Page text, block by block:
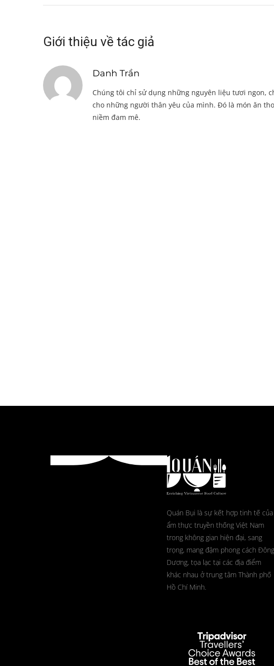
Giới thiệu về tác giả
Danh Trần
Chúng tôi chỉ sử dụng những nguyên liệu tươi ngon,
cho những người thân yêu của mình. Đó là món ăn
niềm đam mê.
Quán Bụi là sự kết hợp tinh tế của
ẩm thực truyền thống Việt Nam
trong không gian hiện đại, sang
trọng, mang đậm phong cách Đông
Dương, tọa lạc tại các địa điểm
khác nhau ở trung tâm Thành phố
Hồ Chí Minh.